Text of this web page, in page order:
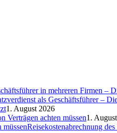
in mehreren Firmen –
als Geschäftsführer –
1. August 2026
Verträgen achten müssen1.
Reisekostenabrechnung